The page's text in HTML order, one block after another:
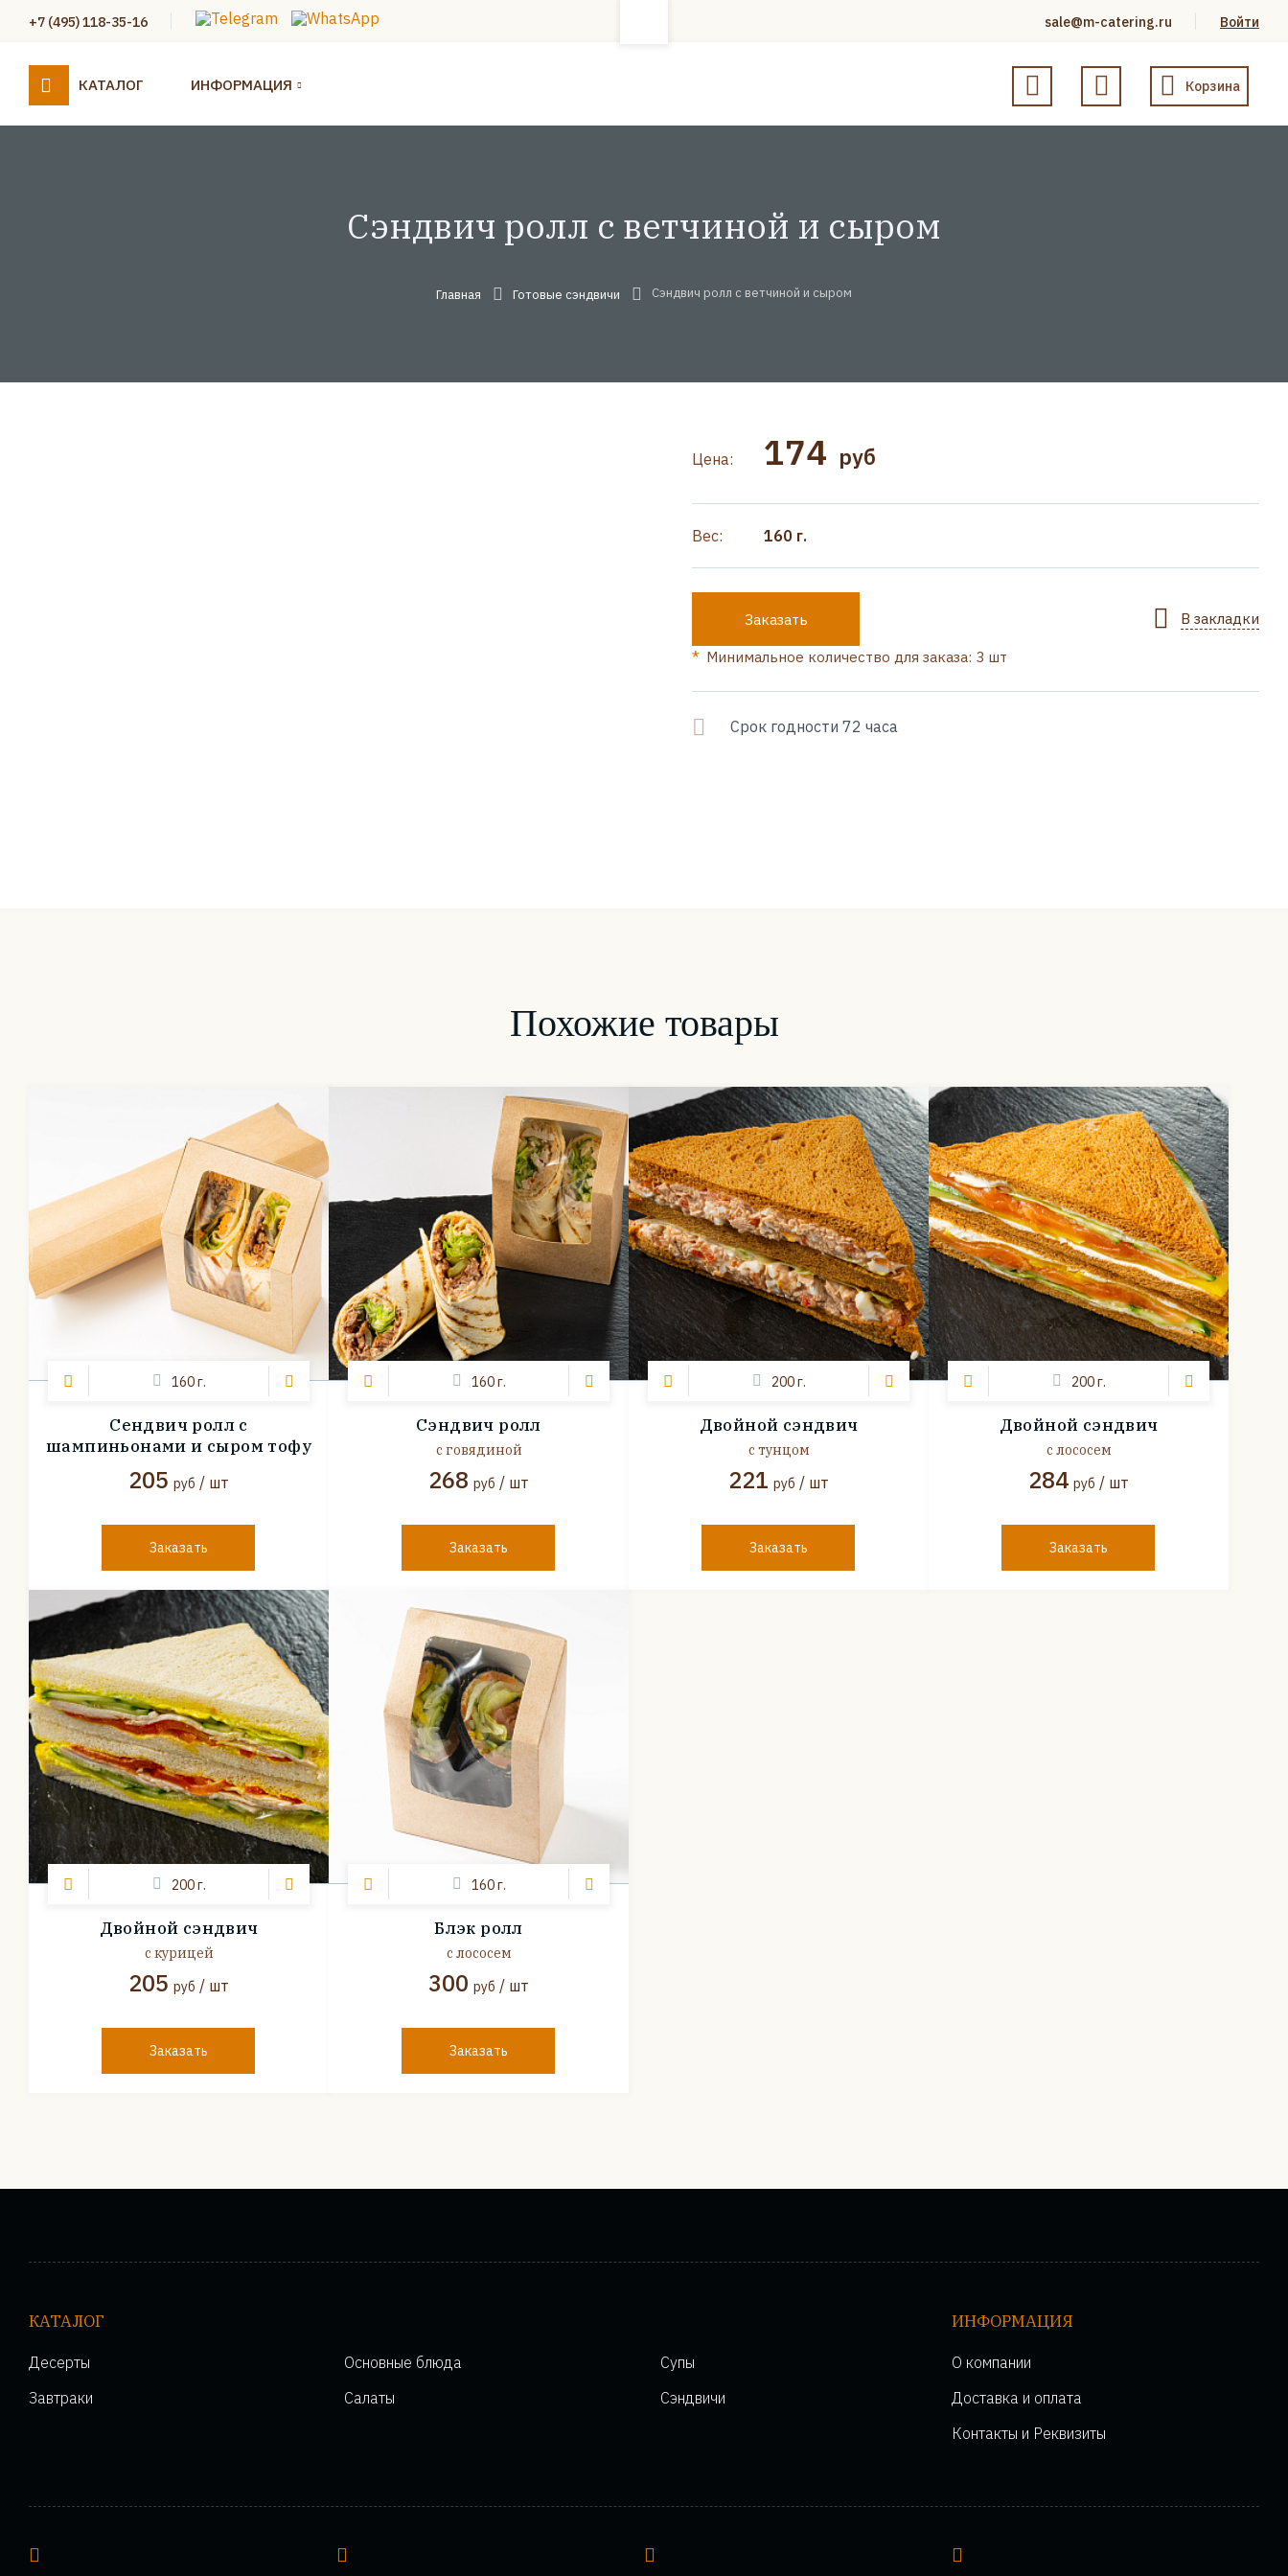
+7 (495) 118-35-16 sale@m-catering.ru Войти
КАТАЛОГ ИНФОРМАЦИЯ Корзина
Сэндвич ролл с ветчиной и сыром
Главная Готовые сэндвичи Сэндвич ролл с ветчиной и сыром
Цена: 174 руб
Вес: 160 г.
Заказать В закладки
Минимальное количество для заказа: 3 шт
Срок годности 72 часа
Похожие товары
160 г.
Сендвич ролл с
шампиньонами и сыром тофу
205 руб / шт
Заказать
160 г.
Сэндвич ролл
с говядиной
268 руб / шт
Заказать
200 г.
Двойной сэндвич
с тунцом
221 руб / шт
Заказать
200 г.
Двойной сэндвич
с лососем
284 руб / шт
Заказать
200 г.
Двойной сэндвич
с курицей
205 руб / шт
Заказать
160 г.
Блэк ролл
с лососем
300 руб / шт
Заказать
КАТАЛОГ
Десерты
Завтраки
Основные блюда
Салаты
Супы
Сэндвичи
ИНФОРМАЦИЯ
О компании
Доставка и оплата
Контакты и Реквизиты